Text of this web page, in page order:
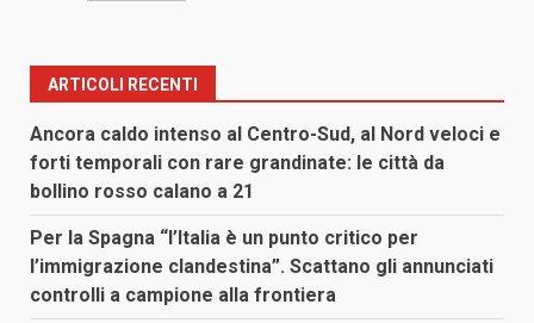
ARTICOLI RECENTI
Ancora caldo intenso al Centro-Sud, al Nord veloci e
forti temporali con rare grandinate: le città da
bollino rosso calano a 21
Per la Spagna “l’Italia è un punto critico per
l’immigrazione clandestina”. Scattano gli annunciati
controlli a campione alla frontiera